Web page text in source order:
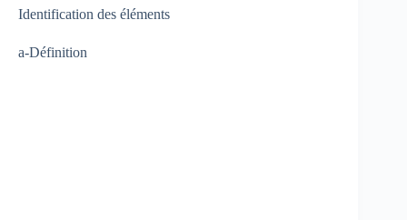
Identification des éléments
a-Définition